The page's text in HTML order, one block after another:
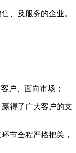
、及服务的企业。
户、面向市场；
得了广大客户的支
节全程严格把关，